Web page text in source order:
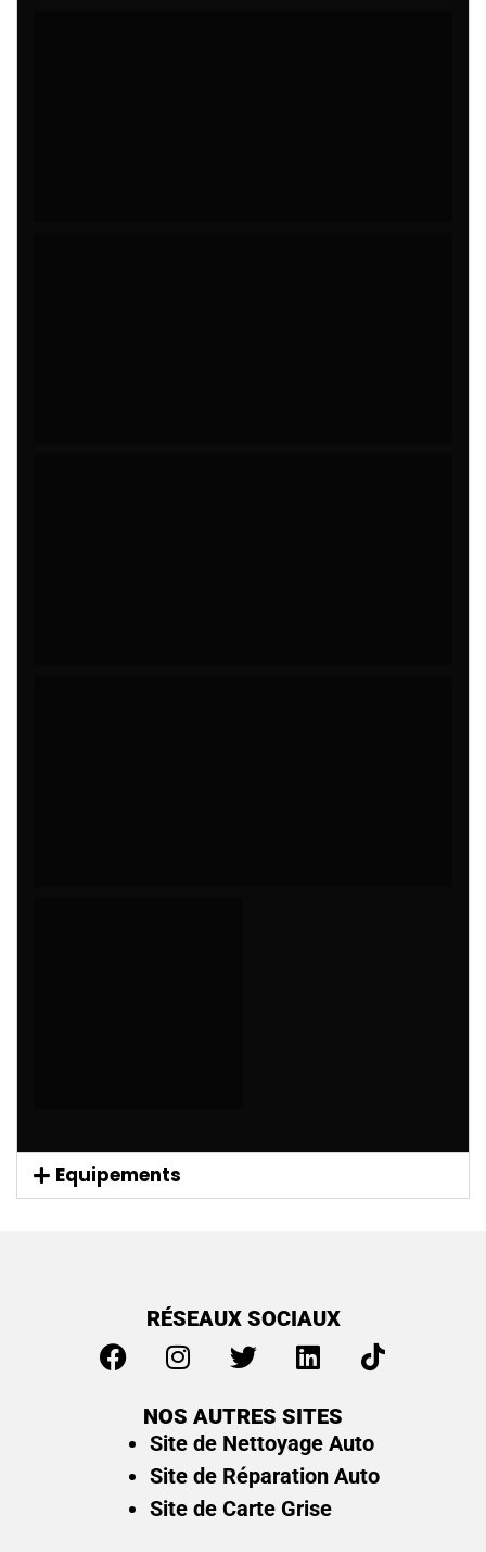
Equipements
RÉSEAUX SOCIAUX
NOS AUTRES SITES
Site de Nettoyage Auto
Site de Réparation Auto
Site de Carte Grise